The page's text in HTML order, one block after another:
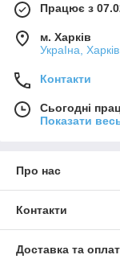
Працює з
м. Харків
УкраІна,
Контакти
Сьогодні
Показати
Про нас
Контакти
Доставка та